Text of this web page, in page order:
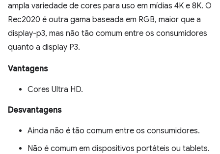
ampla variedade de cores para uso em mídias 4K e 8K. O
Rec2020 é outra gama baseada em RGB, maior que a
display-p3, mas não tão comum entre os consumidores
quanto a display P3.
Vantagens
Cores Ultra HD.
Desvantagens
Ainda não é tão comum entre os consumidores.
Não é comum em dispositivos portáteis ou tablets.